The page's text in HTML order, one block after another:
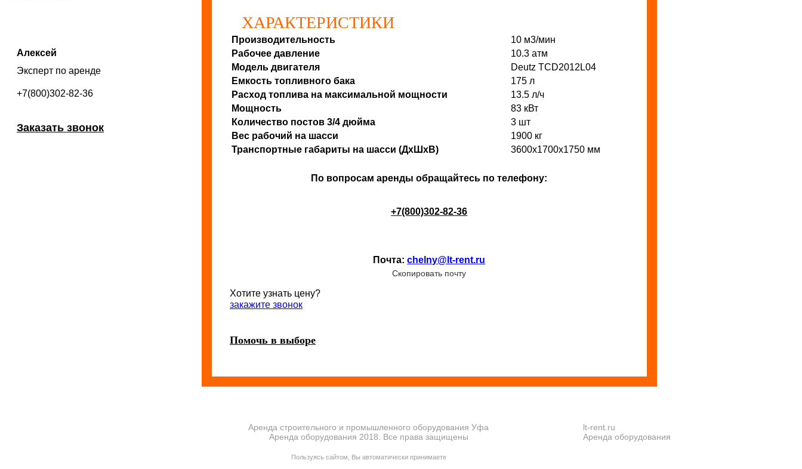
ХАРАКТЕРИСТИКИ
Производительность
10 м3/мин
Рабочее давление
10.3 атм
Модель двигателя
Deutz TCD2012L04
Емкость топливного бака
175 л
Расход топлива на максимальной мощности
13.5 л/ч
Мощность
83 кВт
Количество постов 3/4 дюйма
3 шт
Вес рабочий на шасси
1900 кг
Транспортные габариты на шасси (ДхШхВ)
3600х1700х1750 мм
По вопросам аренды обращайтесь по телефону:
+7(800)302-82-36
Почта:chelny@lt-rent.ru
Скопировать почту
Хотите узнать цену?
закажите звонок
Помочь в выборе
Алексей
Эксперт по аренде
+7(800)302-82-36
Заказать звонок
Аренда строительного и промышленного оборудования Уфа
Аренда оборудования 2018. Все права защищены
Пользуясь сайтом, Вы автоматически принимаете
lt-rent.ru
Аренда оборудования